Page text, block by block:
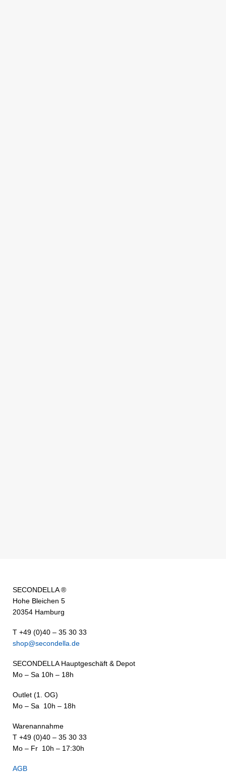
SECONDELLA ®
Hohe Bleichen 5
20354 Hamburg
T +49 (0)40 – 35 30 33
shop@secondella.de
SECONDELLA Hauptgeschäft & Depot
Mo – Sa 10h – 18h
Outlet (1. OG)
Mo – Sa 10h – 18h
Warenannahme
T +49 (0)40 – 35 30 33
Mo – Fr 10h – 17:30h
AGB